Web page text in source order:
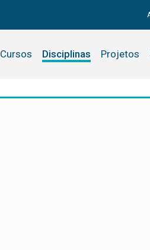
Cursos Disciplinas Projetos